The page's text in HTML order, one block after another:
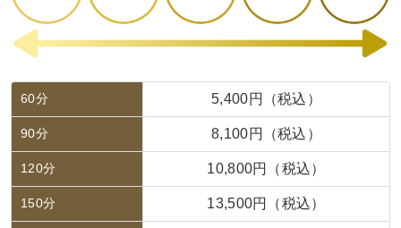
60分 5,400円（税込）
90分 8,100円（税込）
120分 10,800円（税込）
150分 13,500円（税込）